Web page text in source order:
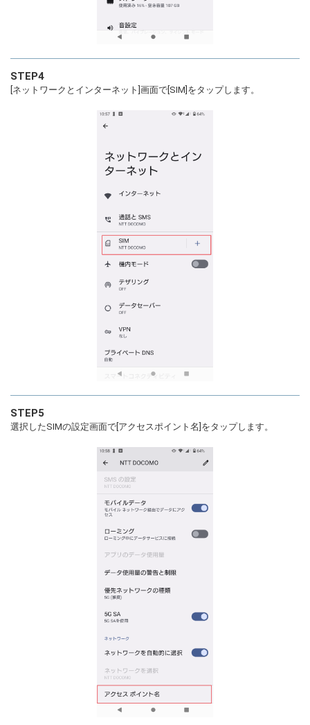
STEP4
[ネットワークとインターネット]画面で[SIM]をタップします。
STEP5
選択したSIMの設定画面で[アクセスポイント名]をタップします。